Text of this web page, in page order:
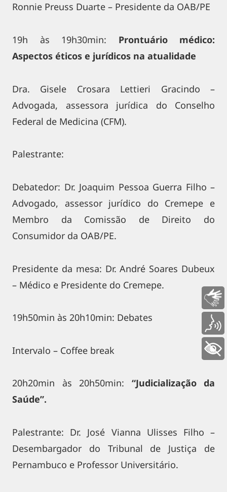
Ronnie Preuss Duarte – Presidente da OAB/PE
19h às 19h30min: Prontuário médico:
Aspectos éticos e jurídicos na atualidade
Dra. Gisele Crosara Lettieri Gracindo –
Advogada, assessora jurídica do Conselho
Federal de Medicina (CFM).
Palestrante:
Debatedor: Dr. Joaquim Pessoa Guerra Filho –
Advogado, assessor jurídico do Cremepe e
Membro da Comissão de Direito do
Consumidor da OAB/PE.
Presidente da mesa: Dr. André Soares Dubeux
– Médico e Presidente do Cremepe.
19h50min às 20h10min: Debates
Intervalo – Coffee break
20h20min às 20h50min: “Judicialização da
Saúde”.
Palestrante: Dr. José Vianna Ulisses Filho –
Desembargador do Tribunal de Justiça de
Pernambuco e Professor Universitário.